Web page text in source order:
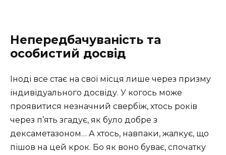
Непередбачуваність та
особистий досвід
Іноді все стає на свої місця лише через призму
індивідуального досвіду. У когось може
проявитися незначний свербіж, хтось років
через п’ять згадує, як було добре з
дексаметазоном… А хтось, навпаки, жалкує, що
пішов на цей крок. Бо як воно буває, спочатку